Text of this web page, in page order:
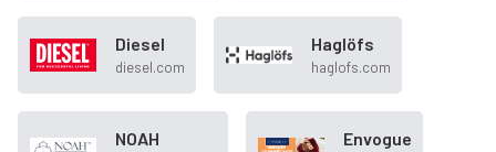
Diesel
diesel.com
Haglöfs
haglofs.com
NOAH Envogue